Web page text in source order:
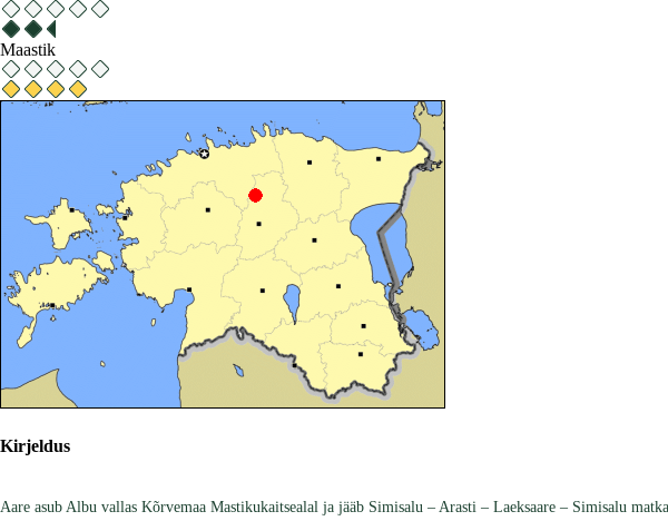
Maastik
Kirjeldus
Aare asub Albu vallas Kõrvemaa Mastikukaitsealal ja jääb Simisalu – Arasti – Laeksaare – Simisalu